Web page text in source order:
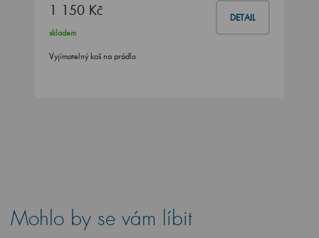
1 150 Kč DETAIL
skladem
Vyjímatelný koš na prádlo
Mohlo by se vám líbit